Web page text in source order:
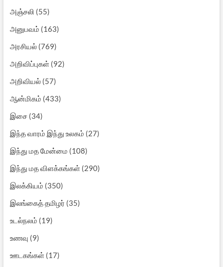
அஞ்சலி (55)
அனுபவம் (163)
அரசியல்(769)
அறிவிப்புகள்(92)
அறிவியல்(57)
ஆன்மிகம் (433)
இசை(34)
இந்த வாரம் இந்து உலகம் (27)
இந்து மத மேன்மை (108)
இந்து மத விளக்கங்கள்(290)
இலக்கியம் (350)
இலங்கைத் தமிழர் (35)
உடல்நலம் (19)
உணவு (9)
ஊடகங்கள்(17)